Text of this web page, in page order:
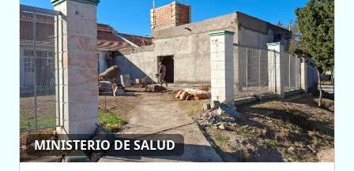
MINISTERIO DE SALUD